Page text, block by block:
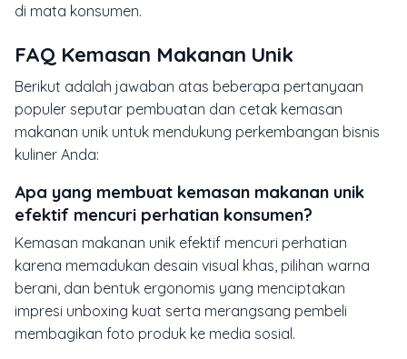
di mata konsumen.
FAQ Kemasan Makanan Unik
Berikut adalah jawaban atas beberapa pertanyaan
populer seputar pembuatan dan cetak kemasan
makanan unik untuk mendukung perkembangan bisnis
kuliner Anda:
Apa yang membuat kemasan makanan unik
efektif mencuri perhatian konsumen?
Kemasan makanan unik efektif mencuri perhatian
karena memadukan desain visual khas, pilihan warna
berani, dan bentuk ergonomis yang menciptakan
impresi unboxing kuat serta merangsang pembeli
membagikan foto produk ke media sosial.